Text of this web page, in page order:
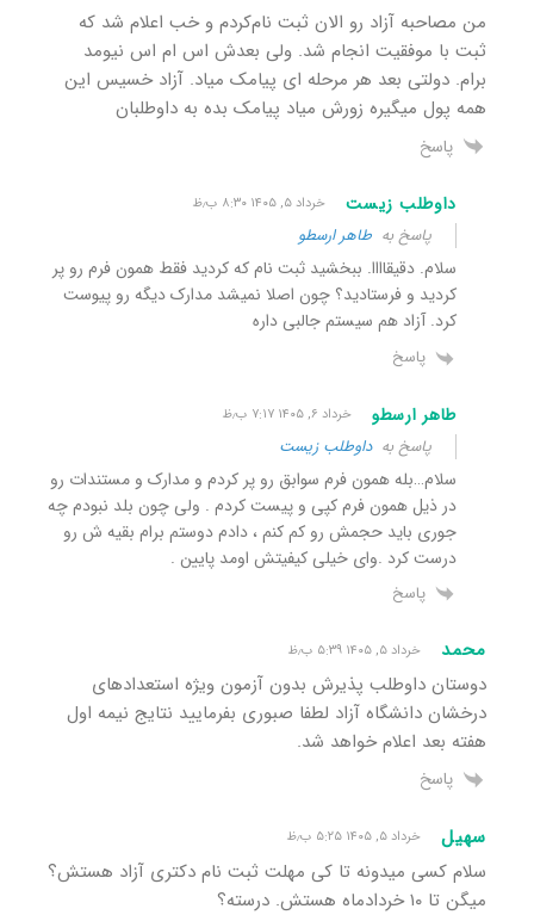
من مصاحبه آزاد رو الان ثبت نام‌کردم و خب اعلام شد که
ثبت با موفقیت انجام شد. ولی بعدش اس ام اس نیومد
برام. دولتی بعد هر مرحله ای پیامک‌ میاد. آزاد خسیس این
همه پول میگیره زورش میاد پیامک بده به داوطلبان
پاسخ
داوطلب زیست خرداد ۵, ۱۴۰۵ ۸:۳۰ ب٫ظ
پاسخ به طاهر ارسطو
سلام. دقیقاااا. ببخشید ثبت نام که کردید فقط همون فرم رو پر
کردید و فرستادید؟ چون اصلا نمیشد مدارک دیگه رو پیوست
کرد. آزاد هم سیستم جالبی داره
پاسخ
طاهر ارسطو خرداد ۶, ۱۴۰۵ ۷:۱۷ ب٫ظ
پاسخ بهداوطلب زیست
سلام…بله همون فرم سوابق رو پر کردم و مدارک و مستندات رو
در ذیل همون فرم کپی و‌ پیست کردم . ولی چون بلد نبودم چه
جوری باید حجمش رو کم کنم ، دادم‌ دوستم برام بقیه ش رو
درست کرد .وای خیلی کیفیتش اومد پایین .
پاسخ
محمد خرداد ۵, ۱۴۰۵ ۵:۳۹ ب٫ظ
دوستان داوطلب پذیرش بدون آزمون ویژه استعدادهای
درخشان دانشگاه آزاد لطفا صبوری بفرمایید نتایج نیمه اول
هفته بعد اعلام خواهد شد.
پاسخ
سهیل خرداد ۵, ۱۴۰۵ ۵:۲۵ ب٫ظ
سلام کسی میدونه تا کی مهلت ثبت نام دکتری آزاد هستش؟
میگن تا ۱۰ خردادماه هستش. درسته؟